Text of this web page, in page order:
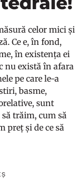
celor mici și
Ce e, în fond,
în existența ei
nu există în afara
pe care le-a
basme,
sunt
trăim, cum să
preț și de ce să